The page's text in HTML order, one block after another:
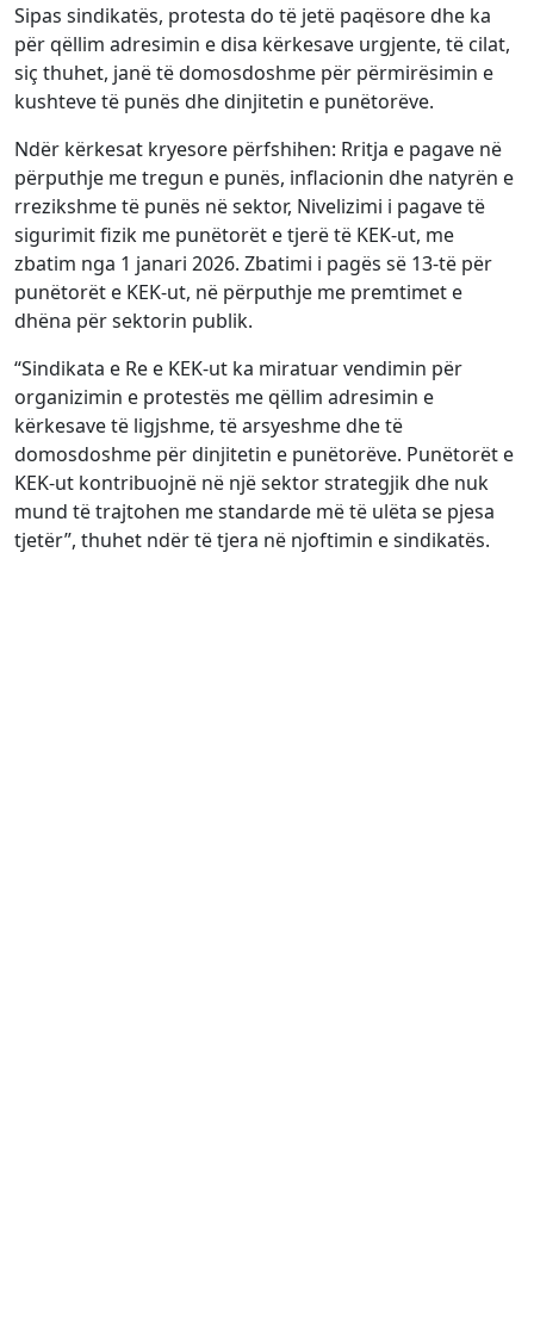
Sipas sindikatës, protesta do të jetë paqësore dhe ka
për qëllim adresimin e disa kërkesave urgjente, të cilat,
siç thuhet, janë të domosdoshme për përmirësimin e
kushteve të punës dhe dinjitetin e punëtorëve.
Ndër kërkesat kryesore përfshihen: Rritja e pagave në
përputhje me tregun e punës, inflacionin dhe natyrën e
rrezikshme të punës në sektor, Nivelizimi i pagave të
sigurimit fizik me punëtorët e tjerë të KEK-ut, me
zbatim nga 1 janari 2026. Zbatimi i pagës së 13-të për
punëtorët e KEK-ut, në përputhje me premtimet e
dhëna për sektorin publik.
“Sindikata e Re e KEK-ut ka miratuar vendimin për
organizimin e protestës me qëllim adresimin e
kërkesave të ligjshme, të arsyeshme dhe të
domosdoshme për dinjitetin e punëtorëve. Punëtorët e
KEK-ut kontribuojnë në një sektor strategjik dhe nuk
mund të trajtohen me standarde më të ulëta se pjesa
tjetër”, thuhet ndër të tjera në njoftimin e sindikatës.